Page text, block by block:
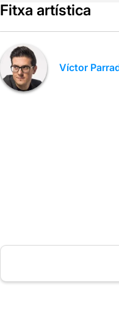
Fitxa artística
Víctor